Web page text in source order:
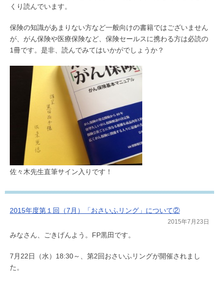
くり読んでいます。
保険の知識があまりない方など一般向けの書籍ではございません
が、がん保険や医療保険など、保険セールスに携わる方は必読の
1冊です。是非、読んでみてはいかがでしょうか？
佐々木先生直筆サイン入りです！
2015年度第１回（7月）「おさいふリング」について②
2015年7月23日
みなさん、ごきげんよう。FP黒田です。
7月22日（水）18:30～、第2回おさいふリングが開催されまし
た。